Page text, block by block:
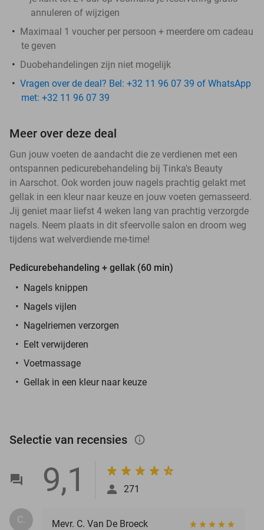
annuleren of wijzigen
Maximaal 1 voucher per persoon + meerdere om cadeau
te geven
Duobehandelingen zijn niet mogelijk
Vragen over de deal? Bel: +32 11 96 07 39 of WhatsApp
met: +32 11 96 07 39
Meer over deze deal
Gun jouw voeten de aandacht die ze verdienen met een
ontspannen pedicurebehandeling bij Tinka's Beauty
in Aarschot. Ook worden jouw nagels prachtig gelakt met
gellak in een kleur naar keuze en jouw voeten gemasseerd.
Jij geniet maar liefst 4 weken lang van prachtig verzorgde
nagels. Neem plaats in dit sfeervolle salon en droom weg
tijdens wat welverdiende me-time!
Pedicurebehandeling + gellak (60 min)
Nagels knippen
Nagels vijlen
Nagelriemen verzorgen
Eelt verwijderen
Voetmassage
Gellak in een kleur naar keuze
Selectie van recensies info_outlined
9,1 271
C.
Mevr. C. Van De Broeck